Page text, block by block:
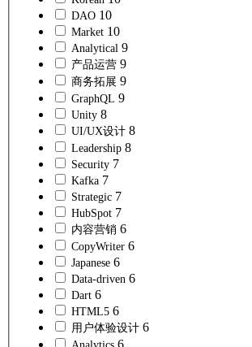
DAO 10
Market 10
Analytical 9
产品运营 9
商务拓展 9
GraphQL 9
Unity 8
UI/UX设计 8
Leadership 8
Security 7
Kafka 7
Strategic 7
HubSpot 7
内容营销 6
CopyWriter 6
Japanese 6
Data-driven 6
Dart 6
HTML5 6
用户体验设计 6
6